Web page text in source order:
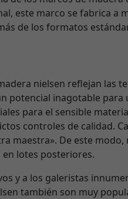
este marco se fabrica a
de los formatos
nielsen reflejan las
potencial inagotable para
para el sensible
controles de calidad.
maestra». De este
lotes posteriores.
y a los galeristas
también son muy